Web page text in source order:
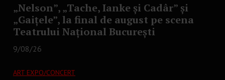
„Nelson”, „Tache, Ianke și Cadâr” și
„Gaițele”, la final de august pe scena
Teatrului Național București
9/08/26
ART EXPO/CONCERT